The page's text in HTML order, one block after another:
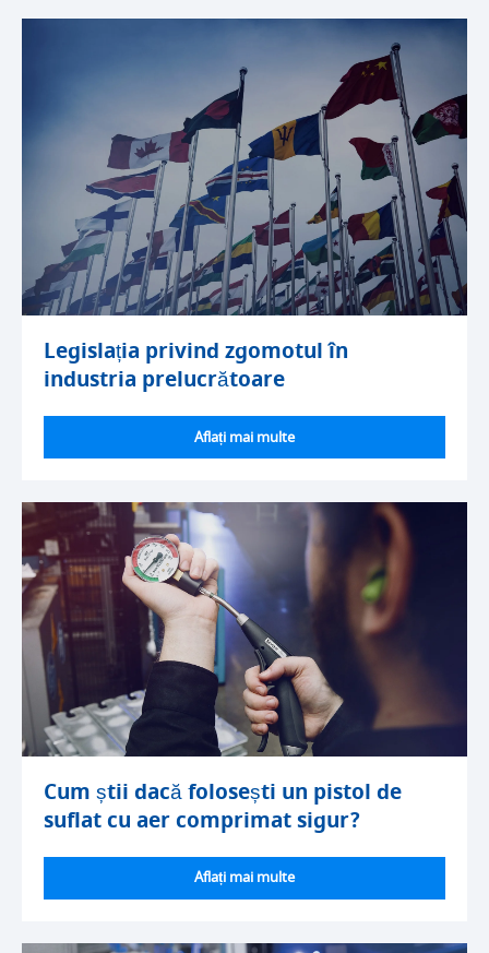
Legislația privind zgomotul în
industria prelucrătoare
Aflați mai multe
Cum știi dacă folosești un pistol de
suflat cu aer comprimat sigur?
Aflați mai multe